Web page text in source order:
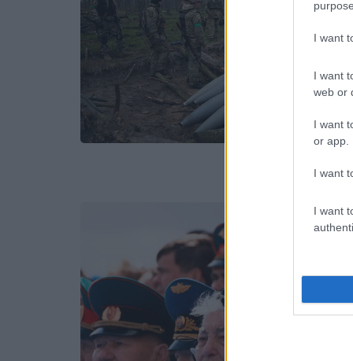
I want
I want
web or
I want
or app.
I want
I want